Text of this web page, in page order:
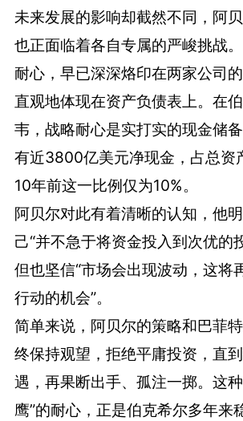
未来发展的影响却截然不同，阿
也正面临着各自专属的严峻挑战。
耐心，早已深深烙印在两家公司
直观地体现在资产负债表上。在
韦，战略耐心是实打实的现金储
有近3800亿美元净现金，占总资
10年前这一比例仅为10%。
阿贝尔对此有着清晰的认知，他
己“并不急于将资金投入到次优的
但也坚信“市场会出现波动，这将
行动的机会”。
简单来说，阿贝尔的策略和巴菲
终保持观望，拒绝平庸投资，直
遇，再果断出手、孤注一掷。这
鹰”的耐心，正是伯克希尔多年来